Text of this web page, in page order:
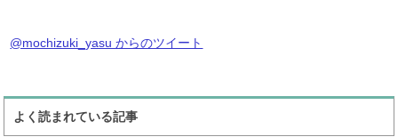
@mochizuki_yasu からのツイート
よく読まれている記事